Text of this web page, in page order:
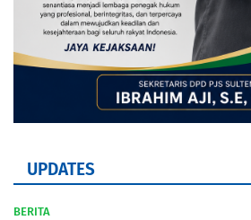
UPDATES
BERITA